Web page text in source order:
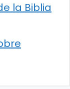
la Biblia